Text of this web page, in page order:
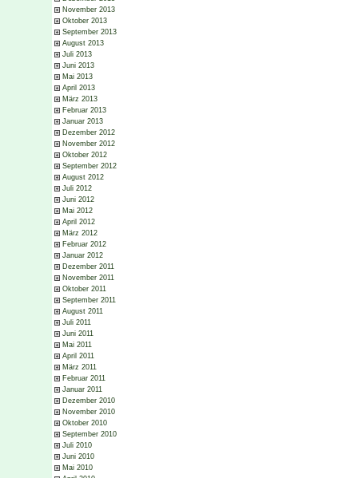
November 2013
Oktober 2013
September 2013
August 2013
Juli 2013
Juni 2013
Mai 2013
April 2013
März 2013
Februar 2013
Januar 2013
Dezember 2012
November 2012
Oktober 2012
September 2012
August 2012
Juli 2012
Juni 2012
Mai 2012
April 2012
März 2012
Februar 2012
Januar 2012
Dezember 2011
November 2011
Oktober 2011
September 2011
August 2011
Juli 2011
Juni 2011
Mai 2011
April 2011
März 2011
Februar 2011
Januar 2011
Dezember 2010
November 2010
Oktober 2010
September 2010
Juli 2010
Juni 2010
Mai 2010